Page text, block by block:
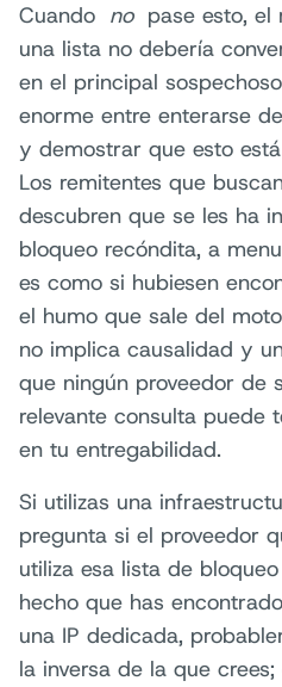
Cuando nopase esto, el
una lista no debería
en el principal
enorme entre enterarse
y demostrar que esto
Los remitentes que
descubren que se les ha
bloqueo recóndita, a
es como si hubiesen
el humo que sale del
no implica causalidad y
que ningún proveedor de
relevante consulta puede
en tu entregabilidad.
Si utilizas una
pregunta si el proveedor
utiliza esa lista de
hecho que has
una IP dedicada,
la inversa de la que